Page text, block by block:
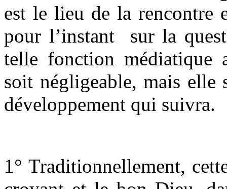
est le lieu de la rencontre
pour l’instant sur la
telle fonction médiatique
soit négligeable, mais elle
développement qui suivra.
1° Traditionnellement,